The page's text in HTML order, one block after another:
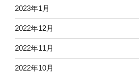
2023年1月
2022年12月
2022年11月
2022年10月